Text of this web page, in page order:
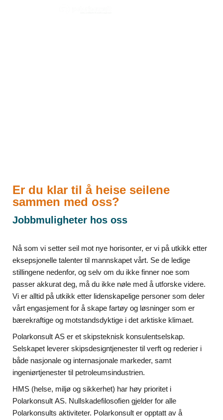
Er du klar til å heise seilene
sammen med oss?
Jobbmuligheter hos oss
Nå som vi setter seil mot nye horisonter, er vi på utkikk etter
eksepsjonelle talenter til mannskapet vårt. Se de ledige
stillingene nedenfor, og selv om du ikke finner noe som
passer akkurat deg, må du ikke nøle med å utforske videre.
Vi er alltid på utkikk etter lidenskapelige personer som deler
vårt engasjement for å skape fartøy og løsninger som er
bærekraftige og motstandsdyktige i det arktiske klimaet.
Polarkonsult AS er et skipsteknisk konsulentselskap.
Selskapet leverer skipsdesigntjenester til verft og rederier i
både nasjonale og internasjonale markeder, samt
ingeniørtjenester til petroleumsindustrien.
HMS (helse, miljø og sikkerhet) har høy prioritet i
Polarkonsult AS. Nullskadefilosofien gjelder for alle
Polarkonsults aktiviteter. Polarkonsult er opptatt av å